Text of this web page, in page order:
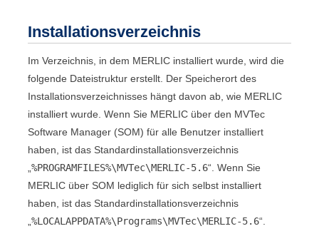
Installationsverzeichnis
Im Verzeichnis, in dem MERLIC installiert wurde, wird die
folgende Dateistruktur erstellt. Der Speicherort des
Installationsverzeichnisses hängt davon ab, wie MERLIC
installiert wurde. Wenn Sie MERLIC über den MVTec
Software Manager (SOM) für alle Benutzer installiert
haben, ist das Standardinstallationsverzeichnis
„%PROGRAMFILES%\MVTec\MERLIC-5.6“. Wenn Sie
MERLIC über SOM lediglich für sich selbst installiert
haben, ist das Standardinstallationsverzeichnis
„%LOCALAPPDATA%\Programs\MVTec\MERLIC-5.6“.